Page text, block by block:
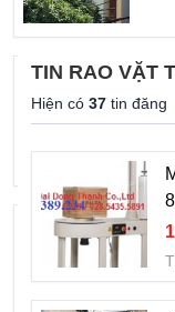
TIN RAO VẶT
Hiện có 37 tin đăng